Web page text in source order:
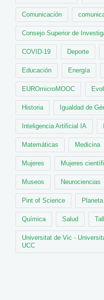
Comunicación
Consejo Superior de
COVID-19 Deporte
Educación Energía
EUROmicroMOOC
Historia Igualdad de
Inteligencia Artificial IA
Matemáticas Medicina
Mujeres Mujeres
Museos Neurociencias
Pint of Science
Química Salud
Universitat de Vic -
UCC